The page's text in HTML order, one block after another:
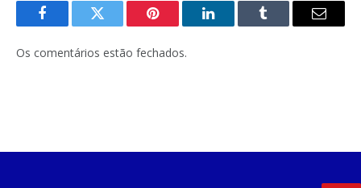
FacebookTwitter Pinterest O
Tumblr
E-
Os comentários estão fechados.